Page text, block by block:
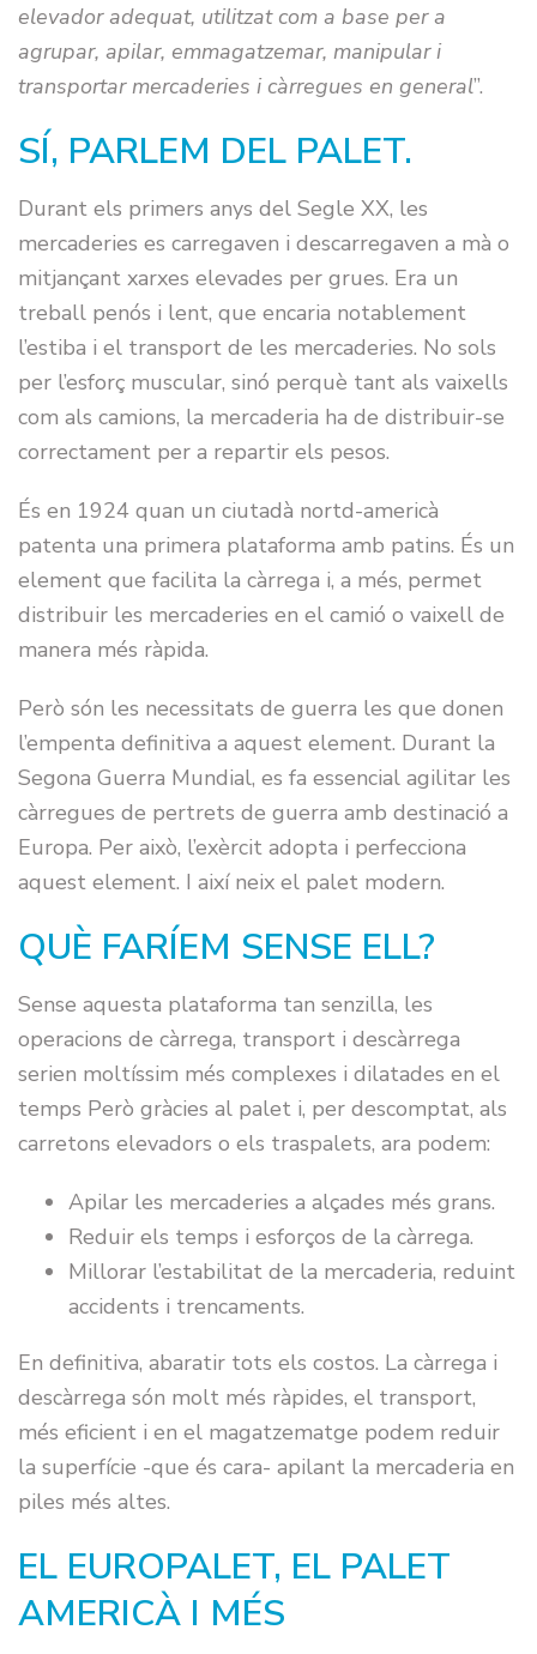
elevador adequat, utilitzat com a base per a
agrupar, apilar, emmagatzemar, manipular i
transportar mercaderies i càrregues en general”.
SÍ, PARLEM DEL PALET.
Durant els primers anys del Segle XX, les
mercaderies es carregaven i descarregaven a mà o
mitjançant xarxes elevades per grues. Era un
treball penós i lent, que encaria notablement
l’estiba i el transport de les mercaderies. No sols
per l’esforç muscular, sinó perquè tant als vaixells
com als camions, la mercaderia ha de distribuir-se
correctament per a repartir els pesos.
És en 1924 quan un ciutadà nortd-americà
patenta una primera plataforma amb patins. És un
element que facilita la càrrega i, a més, permet
distribuir les mercaderies en el camió o vaixell de
manera més ràpida.
Però són les necessitats de guerra les que donen
l’empenta definitiva a aquest element. Durant la
Segona Guerra Mundial, es fa essencial agilitar les
càrregues de pertrets de guerra amb destinació a
Europa. Per això, l’exèrcit adopta i perfecciona
aquest element. I així neix el palet modern.
QUÈ FARÍEM SENSE ELL?
Sense aquesta plataforma tan senzilla, les
operacions de càrrega, transport i descàrrega
serien moltíssim més complexes i dilatades en el
temps Però gràcies al palet i, per descomptat, als
carretons elevadors o els traspalets, ara podem:
Apilar les mercaderies a alçades més grans.
Reduir els temps i esforços de la càrrega.
Millorar l’estabilitat de la mercaderia, reduint
accidents i trencaments.
En definitiva, abaratir tots els costos. La càrrega i
descàrrega són molt més ràpides, el transport,
més eficient i en el magatzematge podem reduir
la superfície -que és cara- apilant la mercaderia en
piles més altes.
EL EUROPALET, EL PALET
AMERICÀ I MÉS